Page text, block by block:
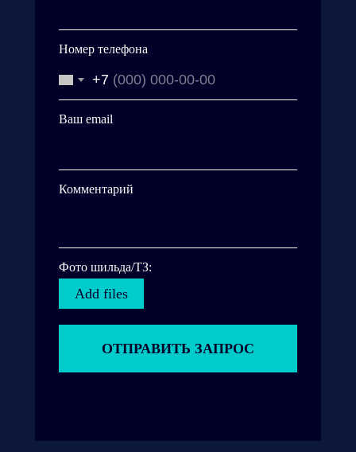
Номер телефона
+7
Ваш email
Комментарий
Фото шильда/ТЗ:
Add files
ОТПРАВИТЬ ЗАПРОС